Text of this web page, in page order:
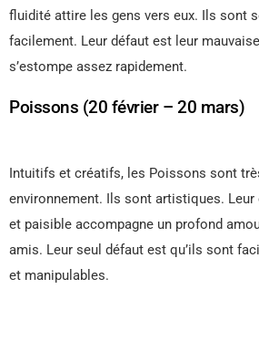
fluidité attire les gens vers eux. Ils sont
facilement. Leur défaut est leur
s’estompe assez rapidement.
Poissons (20 février – 20 mars)
Intuitifs et créatifs, les Poissons sont
environnement. Ils sont artistiques.
et paisible accompagne un profond
amis. Leur seul défaut est qu’ils sont
et manipulables.